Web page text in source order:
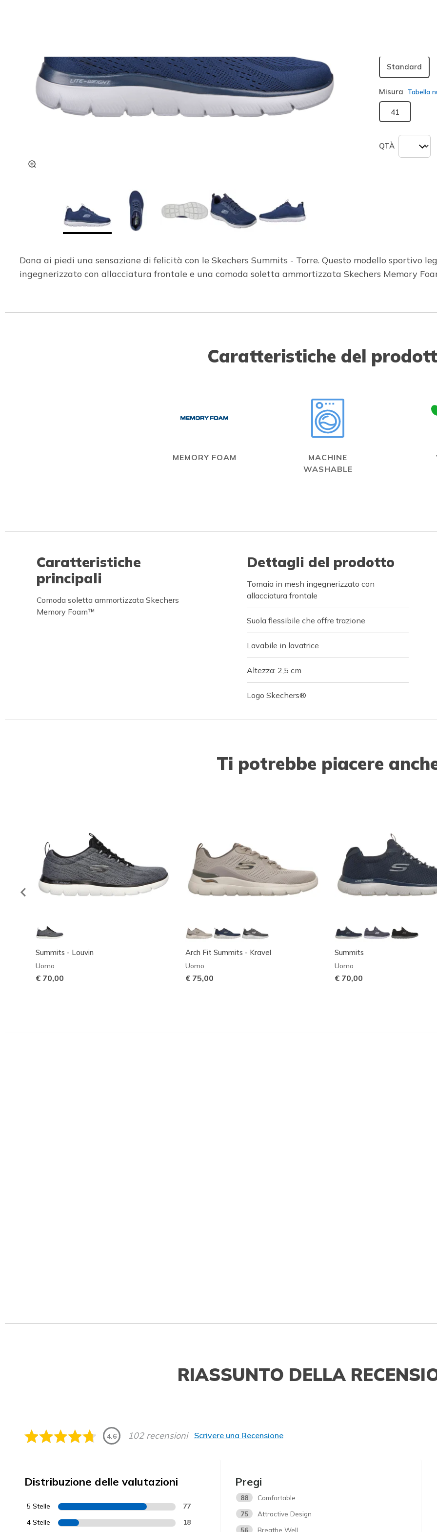
Standard
Misura Tabella
41
QTÀ
Dona ai piedi una sensazione di felicità con le Skechers Summits - Torre. Questo modello sportivo
ingegnerizzato con allacciatura frontale e una comoda soletta ammortizzata Skechers Memory
Caratteristiche del
MEMORY FOAM
MACHINE
WASHABLE
Caratteristiche
principali
Comoda soletta ammortizzata Skechers
Memory Foam™
Dettagli del prodotto
Tomaia in mesh ingegnerizzato con
allacciatura frontale
Suola flessibile che offre trazione
Lavabile in lavatrice
Altezza: 2,5 cm
Logo Skechers®
Ti potrebbe piacere
Summits - Louvin
Uomo
€ 70,00
Arch Fit Summits - Kravel
Uomo
€ 75,00
Summits
Uomo
€ 70,00
RIASSUNTO DELLA
4.6 102 recensioni Scrivere una Recensione
Distribuzione delle valutazioni
5 Stelle 77
4 Stelle 18
Pregi
88
Comfortable
75
Attractive Design
56
Breathe Well